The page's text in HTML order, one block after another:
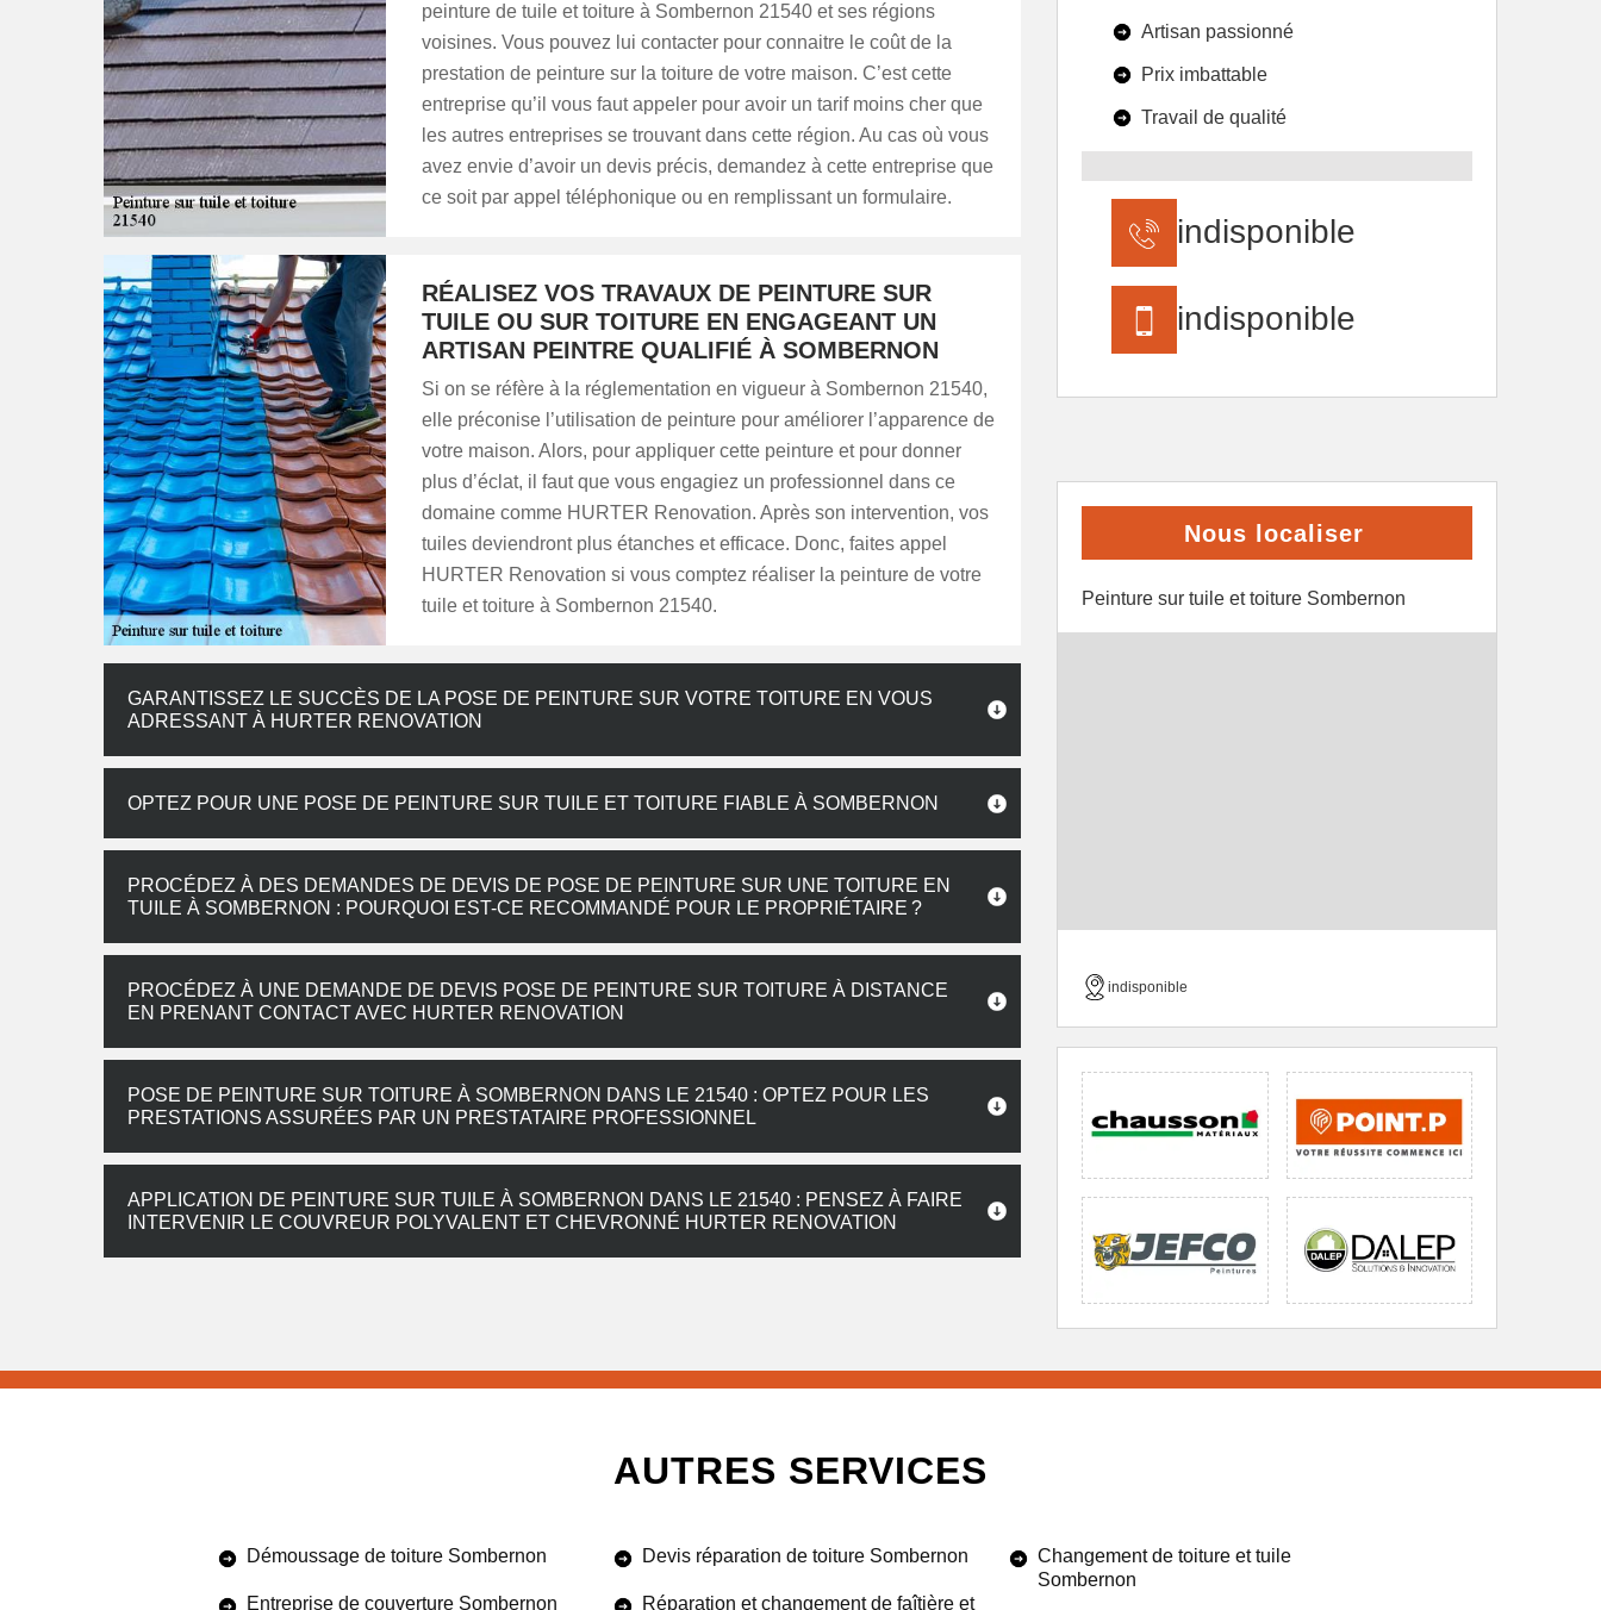
peinture de tuile et toiture à Sombernon 21540 et ses régions
voisines. Vous pouvez lui contacter pour connaitre le coût de la
prestation de peinture sur la toiture de votre maison. C’est cette
entreprise qu’il vous faut appeler pour avoir un tarif moins cher que
les autres entreprises se trouvant dans cette région. Au cas où vous
avez envie d’avoir un devis précis, demandez à cette entreprise que
ce soit par appel téléphonique ou en remplissant un formulaire.
RÉALISEZ VOS TRAVAUX DE PEINTURE SUR
TUILE OU SUR TOITURE EN ENGAGEANT UN
ARTISAN PEINTRE QUALIFIÉ À SOMBERNON
Si on se réfère à la réglementation en vigueur à Sombernon 21540,
elle préconise l’utilisation de peinture pour améliorer l’apparence de
votre maison. Alors, pour appliquer cette peinture et pour donner
plus d’éclat, il faut que vous engagiez un professionnel dans ce
domaine comme HURTER Renovation. Après son intervention, vos
tuiles deviendront plus étanches et efficace. Donc, faites appel
HURTER Renovation si vous comptez réaliser la peinture de votre
tuile et toiture à Sombernon 21540.
GARANTISSEZ LE SUCCÈS DE LA POSE DE PEINTURE SUR VOTRE TOITURE EN VOUS
ADRESSANT À HURTER RENOVATION
OPTEZ POUR UNE POSE DE PEINTURE SUR TUILE ET TOITURE FIABLE À SOMBERNON
PROCÉDEZ À DES DEMANDES DE DEVIS DE POSE DE PEINTURE SUR UNE TOITURE EN
TUILE À SOMBERNON : POURQUOI EST-CE RECOMMANDÉ POUR LE PROPRIÉTAIRE ?
PROCÉDEZ À UNE DEMANDE DE DEVIS POSE DE PEINTURE SUR TOITURE À DISTANCE
EN PRENANT CONTACT AVEC HURTER RENOVATION
POSE DE PEINTURE SUR TOITURE À SOMBERNON DANS LE 21540 : OPTEZ POUR LES
PRESTATIONS ASSURÉES PAR UN PRESTATAIRE PROFESSIONNEL
APPLICATION DE PEINTURE SUR TUILE À SOMBERNON DANS LE 21540 : PENSEZ À FAIRE
INTERVENIR LE COUVREUR POLYVALENT ET CHEVRONNÉ HURTER RENOVATION
Artisan passionné
Prix imbattable
Travail de qualité
indisponible
indisponible
Nous localiser
Peinture sur tuile et toiture Sombernon
indisponible
AUTRES SERVICES
Démoussage de toiture Sombernon
Entreprise de couverture Sombernon
Devis réparation de toiture Sombernon
Réparation et changement de faîtière et
Changement de toiture et tuile
Sombernon